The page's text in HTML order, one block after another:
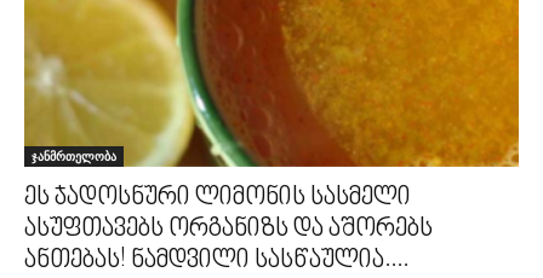
ჯანმრთელობა
ეს ჯადოსნური ლიმონის სასმელი
ასუფთავებს ორგანიზს და აშორებს
ანთებას! ნამდვილი სასწაულია....